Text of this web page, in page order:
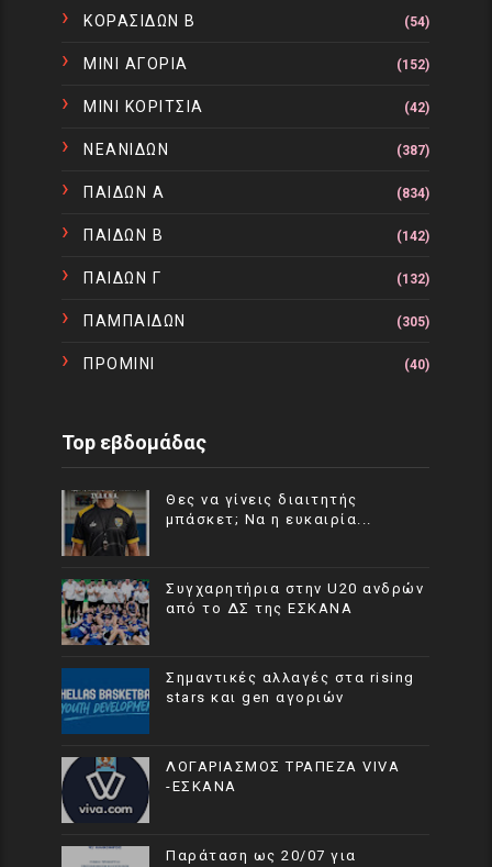
ΚΟΡΑΣΙΔΩΝ Β (54)
ΜΙΝΙ ΑΓΟΡΙΑ (152)
ΜΙΝΙ ΚΟΡΙΤΣΙΑ (42)
ΝΕΑΝΙΔΩΝ (387)
ΠΑΙΔΩΝ Α (834)
ΠΑΙΔΩΝ Β (142)
ΠΑΙΔΩΝ Γ (132)
ΠΑΜΠΑΙΔΩΝ (305)
ΠΡΟΜΙΝΙ (40)
Top εβδομάδας
Θες να γίνεις διαιτητής
μπάσκετ; Να η ευκαιρία...
Συγχαρητήρια στην U20 ανδρών
από το ΔΣ της ΕΣΚΑΝΑ
Σημαντικές αλλαγές στα rising
stars και gen αγοριών
ΛΟΓΑΡΙΑΣΜΟΣ ΤΡΑΠΕΖΑ VIVA
-ΕΣΚΑΝΑ
Παράταση ως 20/07 για